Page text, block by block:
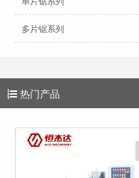
多片锯系列
热门产品